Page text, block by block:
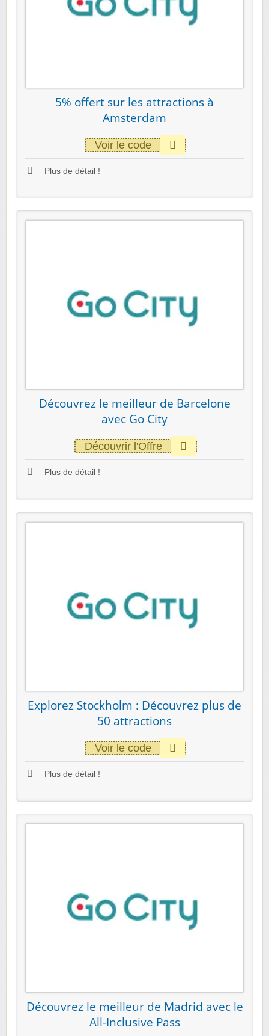
5% offert sur les attractions à
Amsterdam
Voir le code
Plus de détail !
Découvrez le meilleur de Barcelone
avec Go City
Découvrir l'Offre
Plus de détail !
Explorez Stockholm : Découvrez plus de
50 attractions
Voir le code
Plus de détail !
Découvrez le meilleur de Madrid avec le
All-Inclusive Pass